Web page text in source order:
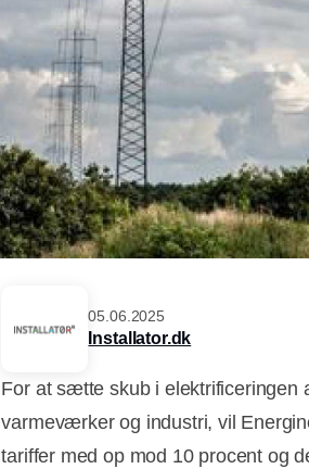
05.06.2025
Installator.dk
For at sætte skub i elektrificeringen
varmeværker og industri, vil
tariffer med op mod 10 procent og